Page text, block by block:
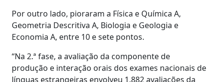
Por outro lado, pioraram a Física e Química A,
Geometria Descritiva A, Biologia e Geologia e
Economia A, entre 10 e sete pontos.
“Na 2.ª fase, a avaliação da componente de
produção e interação orais dos exames nacionais de
línguas estrangeiras envolveu 1.882 avaliações da